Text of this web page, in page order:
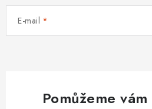
E-mail
Pomůžeme